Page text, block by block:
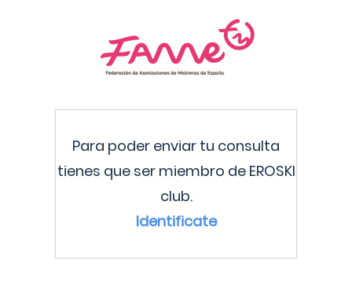
Para poder enviar tu consulta
tienes que ser miembro de EROSKI
club.
Identificate